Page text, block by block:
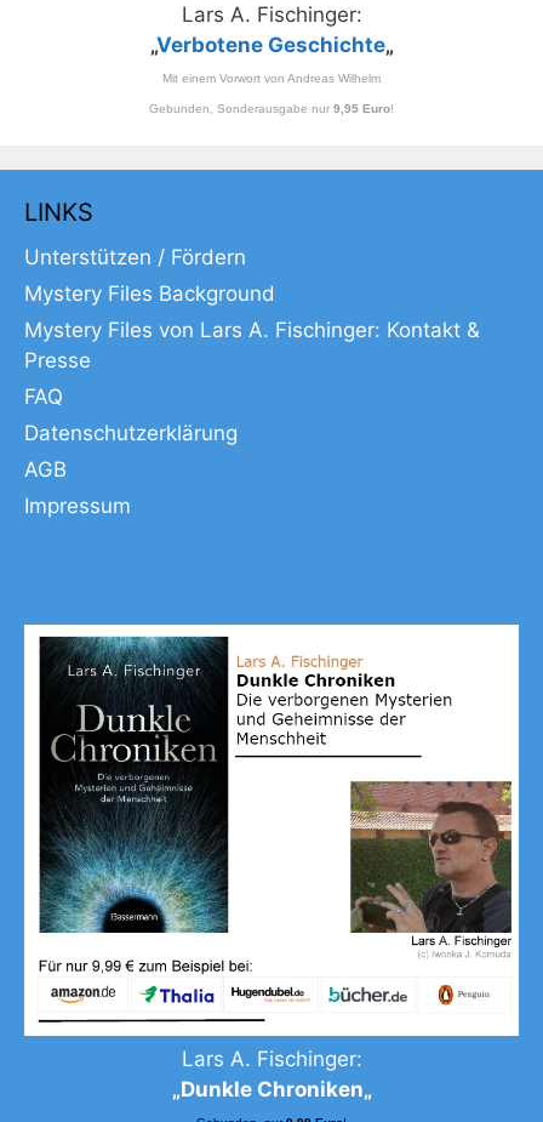
Lars A. Fischinger:
„Verbotene Geschichte„
Mit einem Vorwort von Andreas Wilhelm
Gebunden, Sonderausgabe nur 9,95 Euro!
LINKS
Unterstützen / Fördern
Mystery Files Background
Mystery Files von Lars A. Fischinger: Kontakt &
Presse
FAQ
Datenschutzerklärung
AGB
Impressum
Lars A. Fischinger:
„Dunkle Chroniken„